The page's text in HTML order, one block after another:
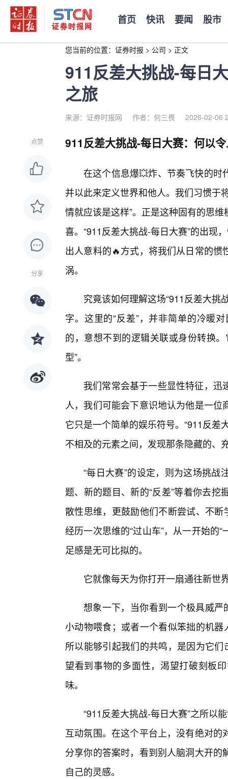
首页 快讯 要闻 股市
您当前的位置： 证券时报 > 公司 > 正文
911反差大挑战-每日
之旅
来源：证券时报网 作者：何三畏 2026-02-06
点赞
分享
911反差大挑战-每日大赛：何以
在这个信息爆💥炸、节奏飞快的时
并以此来定义世界和他人。我们习惯于
情就应该是这样”。正是这种固有的思
喜。“911反差大挑战-每日大赛”的出现
出人意料的🔥方式，将我们从日常的
涡。
究竟该如何理解这场“911反差大挑
字。这里的“反差”，并非简单的冷暖
的，意想不到的逻辑关联或身份转换
型”。
我们常常会基于一些显性特征，
人，我们可能会下意识地认为他是一
它只是一个简单的娱乐符号。“911反差
不相及的元素之间，发现那条隐藏的、
“每日大赛”的设定，则为这场挑
题、新的题目、新的“反差”等着你去
散性思维，更鼓励他们不断尝试、不
经历一次思维的“过山车”，从一开始的
足感是无可比拟的。
它就像每天为你打开一扇通往新世
想象一下，当你看到一个极具威严
小动物喂食；或者一个看似笨拙的机
所以能够引起我们的共鸣，是因为它
望看到事物的多面性，渴望打破刻板
味。
“911反差大挑战-每日大赛”之所以
互动氛围。在这个平台上，没有绝对
分享你的答案时，看到别人脑洞大开
自己的灵感。